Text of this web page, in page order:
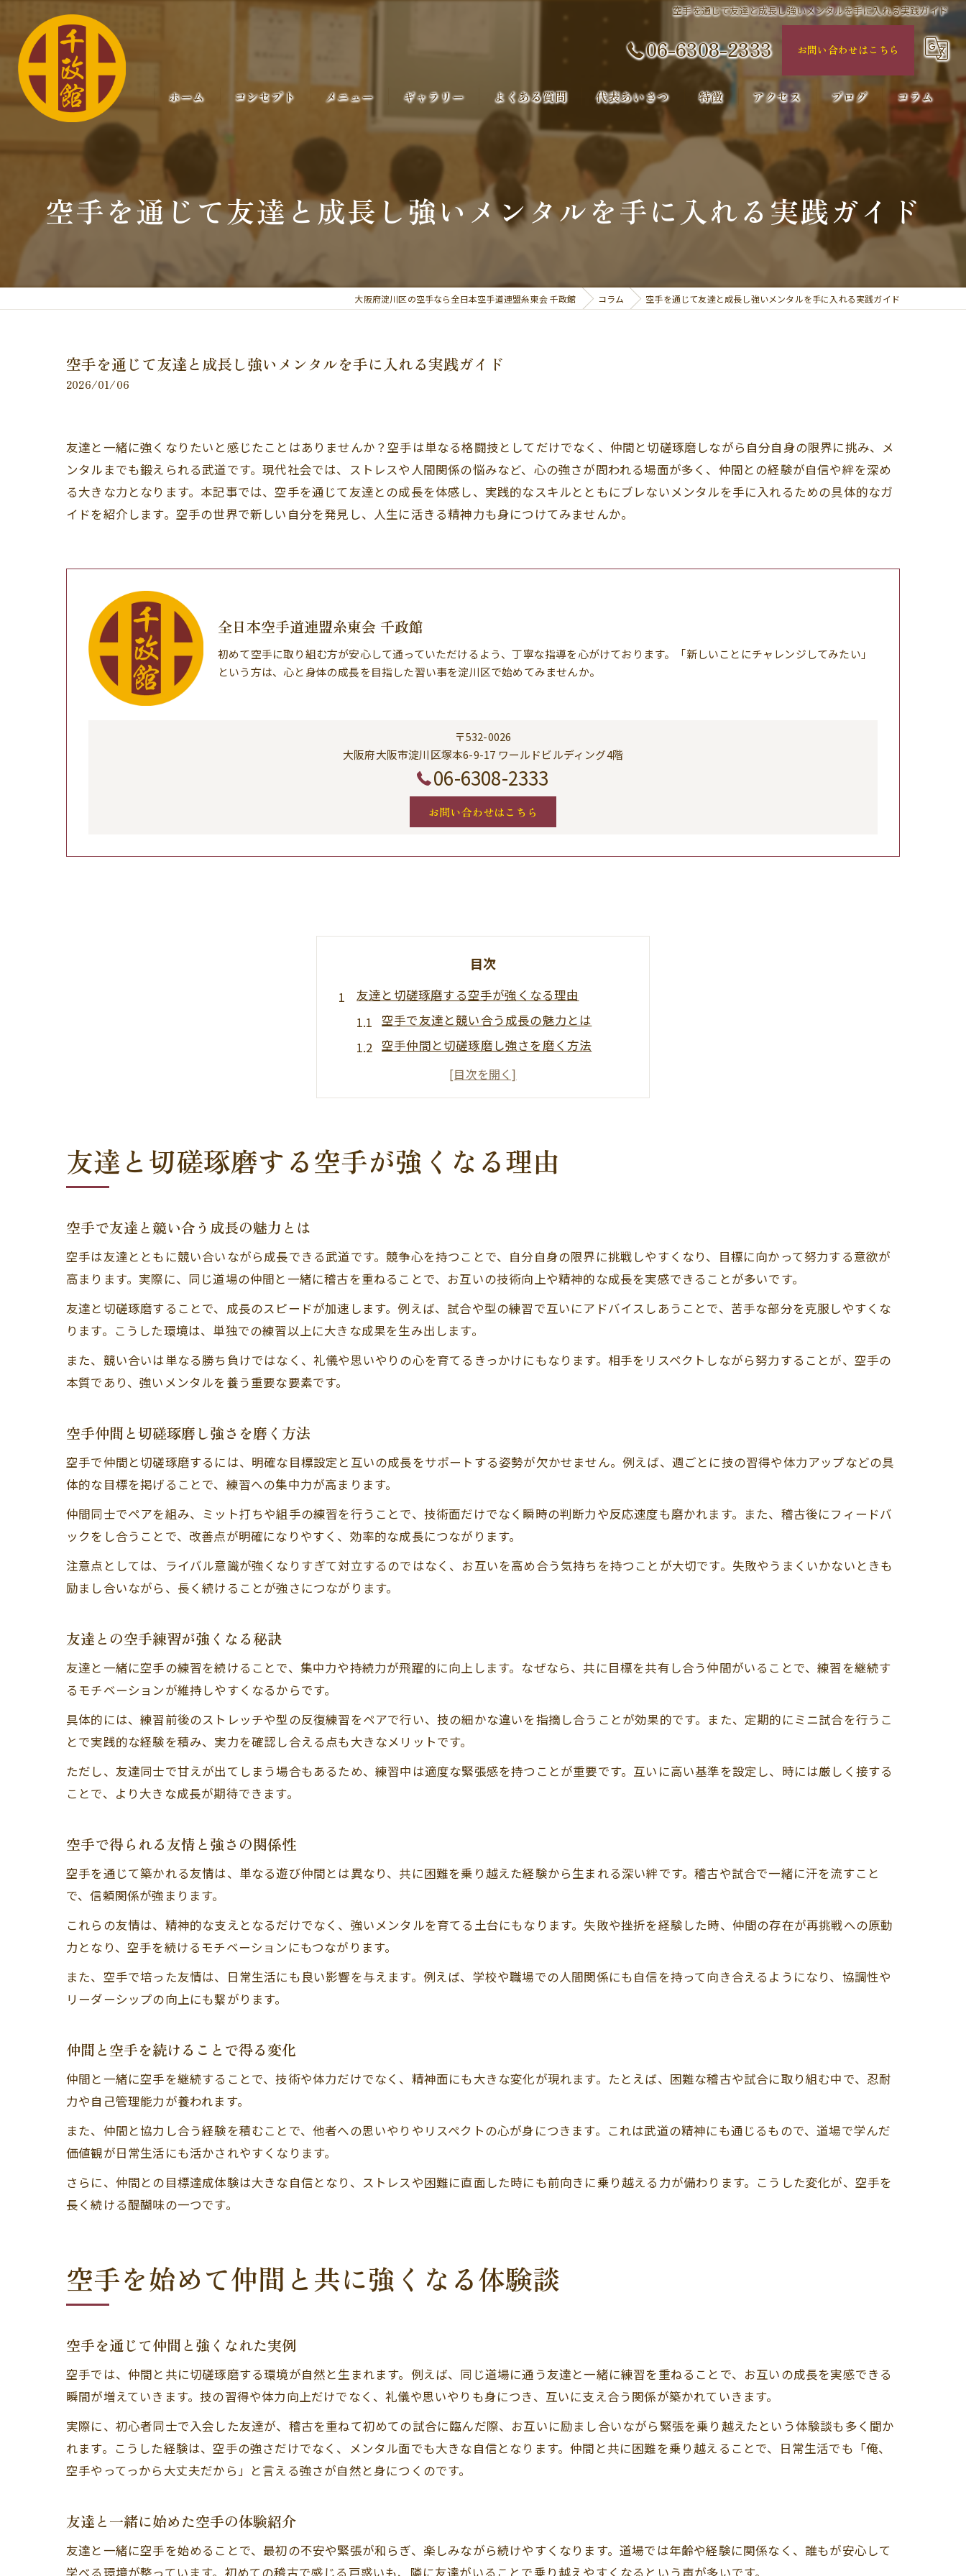
空手を通じて友達と成長し強いメンタルを手に入れる実践ガイド
06-6308-2333 お問い合わせはこちら
ホーム コンセプト メニュー ギャラリー よくある質問 代表あいさつ 特徴
小学生向け
体験
スポーツ
アクセス ブログ コラム
空手を通じて友達と成長し強いメンタルを手に入れる実践ガイド
大阪府淀川区の空手なら全日本空手道連盟糸東会 千政館 コラム 空手を通じて友達と成長し強いメンタルを手に入れる実践ガイド
空手を通じて友達と成長し強いメンタルを手に入れる実践ガイド
2026/01/06
友達と一緒に強くなりたいと感じたことはありませんか？空手は単なる格闘技としてだけでなく、仲間と切磋琢磨しながら自分自身の限界に挑み、メ
ンタルまでも鍛えられる武道です。現代社会では、ストレスや人間関係の悩みなど、心の強さが問われる場面が多く、仲間との経験が自信や絆を深め
る大きな力となります。本記事では、空手を通じて友達との成長を体感し、実践的なスキルとともにブレないメンタルを手に入れるための具体的なガ
イドを紹介します。空手の世界で新しい自分を発見し、人生に活きる精神力も身につけてみませんか。
全日本空手道連盟糸東会 千政館
初めて空手に取り組む方が安心して通っていただけるよう、丁寧な指導を心がけております。「新しいことにチャレンジしてみたい」
という方は、心と身体の成長を目指した習い事を淀川区で始めてみませんか。
〒532-0026
大阪府大阪市淀川区塚本6-9-17 ワールドビルディング4階
06-6308-2333
お問い合わせはこちら
目次
友達と切磋琢磨する空手が強くなる理由
空手で友達と競い合う成長の魅力とは
空手仲間と切磋琢磨し強さを磨く方法
友達との空手練習が強くなる秘訣
空手で得られる友情と強さの関係性
空手を始めて仲間と共に強くなる体験談
空手を通じて仲間と強くなれた実例
空手を始めた友達が語る成長エピソード
空手で鍛える強いメンタルの作り方
空手で深まる友達との信頼と絆の力
空手で得られる友情とその価値について
友達と空手を通じて築く信頼関係の重要性
一緒に挑戦する空手仲間との絆の深まり方
空手やってる人の特徴と成長の秘訣
空手やってる人に見られる強さの秘訣
空手経験者が語る成長と変化の違い
フルコンタクト空手で得る実践的な強さ
フルコンタクト空手の実践的な強さとは
空手を通じた実践的な強さの身につけ方
友達と切磋琢磨する空手が強くなる理由
空手で友達と競い合う成長の魅力とは
空手は友達とともに競い合いながら成長できる武道です。競争心を持つことで、自分自身の限界に挑戦しやすくなり、目標に向かって努力する意欲が
高まります。実際に、同じ道場の仲間と一緒に稽古を重ねることで、お互いの技術向上や精神的な成長を実感できることが多いです。
友達と切磋琢磨することで、成長のスピードが加速します。例えば、試合や型の練習で互いにアドバイスしあうことで、苦手な部分を克服しやすくな
ります。こうした環境は、単独での練習以上に大きな成果を生み出します。
また、競い合いは単なる勝ち負けではなく、礼儀や思いやりの心を育てるきっかけにもなります。相手をリスペクトしながら努力することが、空手の
本質であり、強いメンタルを養う重要な要素です。
空手仲間と切磋琢磨し強さを磨く方法
空手で仲間と切磋琢磨するには、明確な目標設定と互いの成長をサポートする姿勢が欠かせません。例えば、週ごとに技の習得や体力アップなどの具
体的な目標を掲げることで、練習への集中力が高まります。
仲間同士でペアを組み、ミット打ちや組手の練習を行うことで、技術面だけでなく瞬時の判断力や反応速度も磨かれます。また、稽古後にフィードバ
ックをし合うことで、改善点が明確になりやすく、効率的な成長につながります。
注意点としては、ライバル意識が強くなりすぎて対立するのではなく、お互いを高め合う気持ちを持つことが大切です。失敗やうまくいかないときも
励まし合いながら、長く続けることが強さにつながります。
友達との空手練習が強くなる秘訣
友達と一緒に空手の練習を続けることで、集中力や持続力が飛躍的に向上します。なぜなら、共に目標を共有し合う仲間がいることで、練習を継続す
るモチベーションが維持しやすくなるからです。
具体的には、練習前後のストレッチや型の反復練習をペアで行い、技の細かな違いを指摘し合うことが効果的です。また、定期的にミニ試合を行うこ
とで実践的な経験を積み、実力を確認し合える点も大きなメリットです。
ただし、友達同士で甘えが出てしまう場合もあるため、練習中は適度な緊張感を持つことが重要です。互いに高い基準を設定し、時には厳しく接する
ことで、より大きな成長が期待できます。
空手で得られる友情と強さの関係性
空手を通じて築かれる友情は、単なる遊び仲間とは異なり、共に困難を乗り越えた経験から生まれる深い絆です。稽古や試合で一緒に汗を流すこと
で、信頼関係が強まります。
これらの友情は、精神的な支えとなるだけでなく、強いメンタルを育てる土台にもなります。失敗や挫折を経験した時、仲間の存在が再挑戦への原動
力となり、空手を続けるモチベーションにもつながります。
また、空手で培った友情は、日常生活にも良い影響を与えます。例えば、学校や職場での人間関係にも自信を持って向き合えるようになり、協調性や
リーダーシップの向上にも繋がります。
仲間と空手を続けることで得る変化
仲間と一緒に空手を継続することで、技術や体力だけでなく、精神面にも大きな変化が現れます。たとえば、困難な稽古や試合に取り組む中で、忍耐
力や自己管理能力が養われます。
また、仲間と協力し合う経験を積むことで、他者への思いやりやリスペクトの心が身につきます。これは武道の精神にも通じるもので、道場で学んだ
価値観が日常生活にも活かされやすくなります。
さらに、仲間との目標達成体験は大きな自信となり、ストレスや困難に直面した時にも前向きに乗り越える力が備わります。こうした変化が、空手を
長く続ける醍醐味の一つです。
空手を始めて仲間と共に強くなる体験談
空手を通じて仲間と強くなれた実例
空手では、仲間と共に切磋琢磨する環境が自然と生まれます。例えば、同じ道場に通う友達と一緒に練習を重ねることで、お互いの成長を実感できる
瞬間が増えていきます。技の習得や体力向上だけでなく、礼儀や思いやりも身につき、互いに支え合う関係が築かれていきます。
実際に、初心者同士で入会した友達が、稽古を重ねて初めての試合に臨んだ際、お互いに励まし合いながら緊張を乗り越えたという体験談も多く聞か
れます。こうした経験は、空手の強さだけでなく、メンタル面でも大きな自信となります。仲間と共に困難を乗り越えることで、日常生活でも「俺、
空手やってっから大丈夫だから」と言える強さが自然と身につくのです。
友達と一緒に始めた空手の体験紹介
友達と一緒に空手を始めることで、最初の不安や緊張が和らぎ、楽しみながら続けやすくなります。道場では年齢や経験に関係なく、誰もが安心して
学べる環境が整っています。初めての稽古で感じる戸惑いも、隣に友達がいることで乗り越えやすくなるという声が多いです。